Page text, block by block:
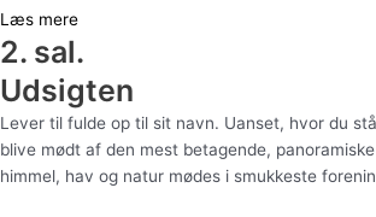
Læs mere
2. sal.
Udsigten
Lever til fulde op til sit navn. Uanset, hvor du
blive mødt af den mest betagende,
himmel, hav og natur mødes i smukkeste